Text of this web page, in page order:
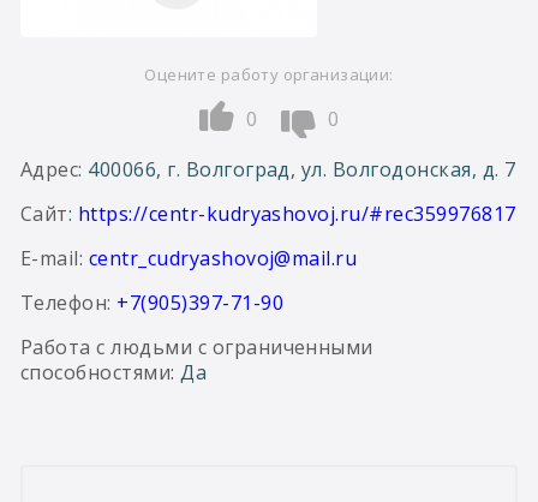
Оцените работу организации:
0
0
Адрес: 400066, г. Волгоград, ул. Волгодонская, д. 7
Сайт: https://centr-kudryashovoj.ru/#rec359976817
E-mail: centr_cudryashovoj@mail.ru
Телефон: +7(905)397-71-90
Работа с людьми с ограниченными
способностями: Да